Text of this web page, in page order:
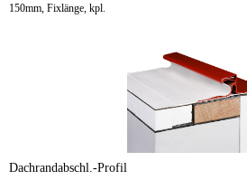
150mm, Fixlänge, kpl.
Dachrandabschl.-Profil